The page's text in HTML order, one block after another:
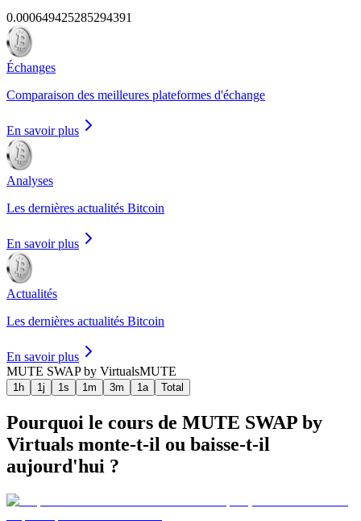
0.000649425285294391
Échanges
Comparaison des meilleures plateformes d'échange
En savoir plus
Analyses
Les dernières actualités Bitcoin
En savoir plus
Actualités
Les dernières actualités Bitcoin
En savoir plus
MUTE SWAP by VirtualsMUTE
1h 1j 1s 1m 3m 1a Total
Pourquoi le cours de MUTE SWAP by
Virtuals monte-t-il ou baisse-t-il
aujourd'hui ?